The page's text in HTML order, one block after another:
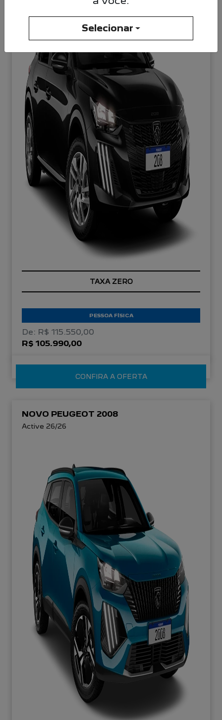
TAXA ZERO
PESSOA FÍSICA
De: R$ 115.550,00
R$ 105.990,00
CONFIRA A OFERTA
NOVO PEUGEOT 2008
Active 26/26
Selecionar